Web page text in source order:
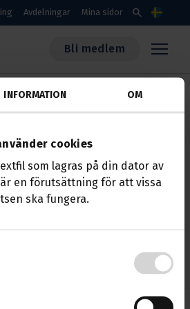
INFORMATION OM
cookies
som lagras på din dator av
en förutsättning för att vissa
ska fungera.
Avdelningar Mina sidor search Språk
Bli medlem